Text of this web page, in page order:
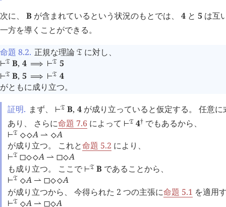
次に、 B が含まれているという状況のもとでは、 4 と 5 は互
一方を導くことができる。
命題 8.2. 正規な理論 󱁑 に対し、
⊢󱁑 B, 4 ⟹ ⊢󱁑 5
⊢󱁑 B, 5 ⟹ ⊢󱁑 4
がともに成り立つ。
証明. まず、 ⊢󱁑 B, 4が成り立っていると仮定する。 任意
あり、 さらに命題 7.6 によって ⊢󱁑 4† でもあるから、
⊢󱁑 ⬦⬦A ⇀ ⬦A
が成り立つ。 これと命題 5.2 により、
⊢󱁑 ◻⬦⬦A ⇀ ◻⬦A
も成り立つ。 ここで ⊢󱁑 B であることから、
⊢󱁑 ⬦A ⇀ ◻⬦⬦A
が成り立つから、 今得られた 2 つの主張に命題 5.1 を適用
⊢󱁑 ⬦A ⇀ ◻⬦A